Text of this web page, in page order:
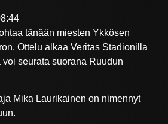
tänään miesten Ykkösen
Ottelu alkaa Veritas Stadionilla
voi seurata suorana Ruudun
Mika Laurikainen on nimennyt